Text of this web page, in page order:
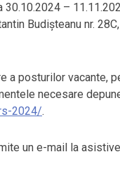
–
Budișteanu nr.
posturilor vacante,
necesare
2024/.
un e-mail la